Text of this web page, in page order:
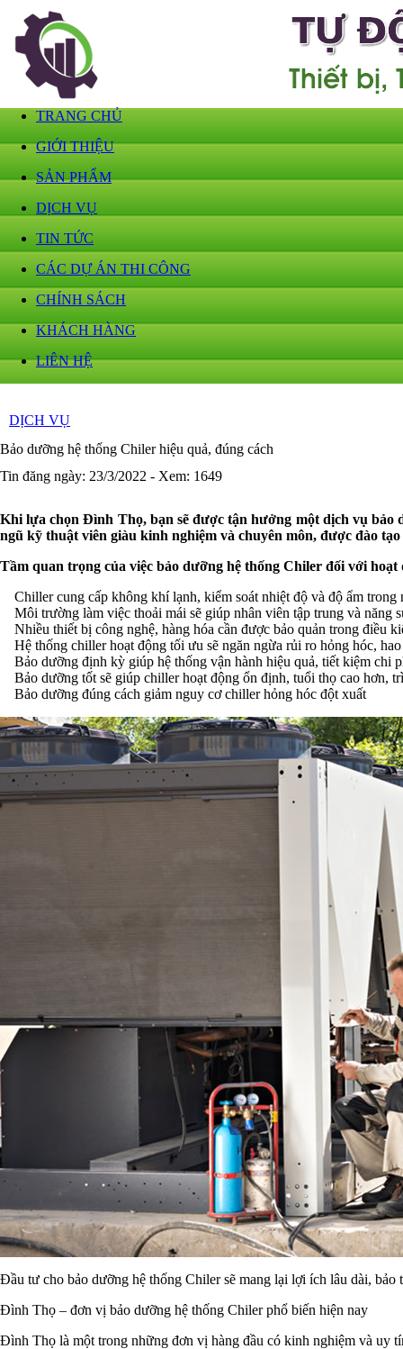
TRANG CHỦ
GIỚI THIỆU
SẢN PHẨM
DỊCH VỤ
TIN TỨC
CÁC DỰ ÁN THI CÔNG
CHÍNH SÁCH
KHÁCH HÀNG
LIÊN HỆ
DỊCH VỤ
Bảo dưỡng hệ thống Chiler hiệu quả, đúng cách
Tin đăng ngày: 23/3/2022 - Xem: 1649
Khi lựa chọn Đình Thọ, bạn sẽ được tận hưởng một dịch vụ bảo
ngũ kỹ thuật viên giàu kinh nghiệm và chuyên môn, được đào
Tầm quan trọng của việc bảo dưỡng hệ thống Chiler đối với hoạt
Chiller cung cấp không khí lạnh, kiểm soát nhiệt độ và độ ẩm trong
Môi trường làm việc thoải mái sẽ giúp nhân viên tập trung và năng
Nhiều thiết bị công nghệ, hàng hóa cần được bảo quản trong điều
Hệ thống chiller hoạt động tối ưu sẽ ngăn ngừa rủi ro hỏng hóc, hao
Bảo dưỡng định kỳ giúp hệ thống vận hành hiệu quả, tiết kiệm chi
Bảo dưỡng tốt sẽ giúp chiller hoạt động ổn định, tuổi thọ cao hơn,
Bảo dưỡng đúng cách giảm nguy cơ chiller hỏng hóc đột xuất
Đầu tư cho bảo dưỡng hệ thống Chiler sẽ mang lại lợi ích lâu dài, bảo
Đình Thọ – đơn vị bảo dưỡng hệ thống Chiler phổ biến hiện nay
Đình Thọ là một trong những đơn vị hàng đầu có kinh nghiệm và uy